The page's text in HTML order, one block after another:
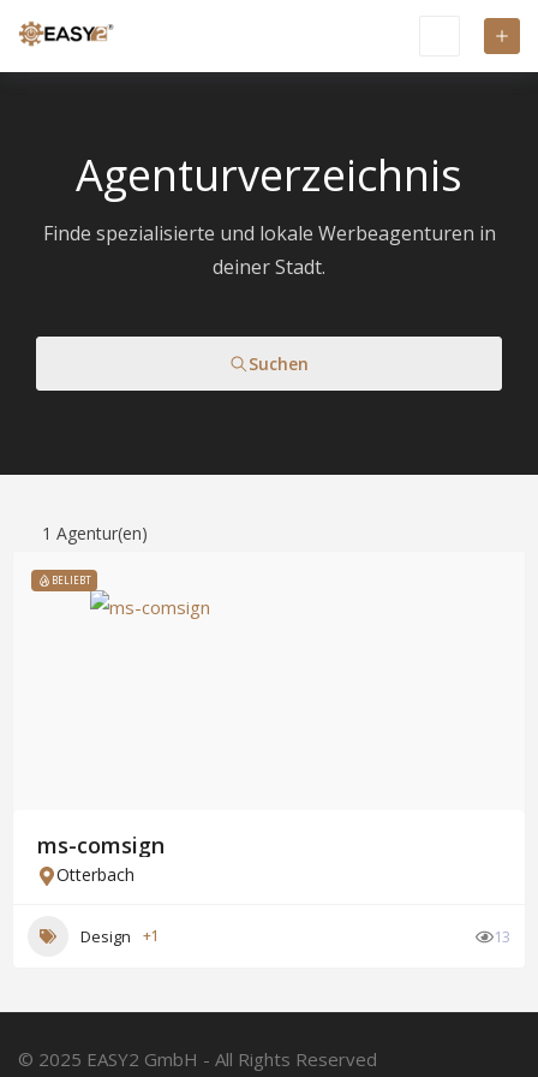
Agenturverzeichnis
Finde spezialisierte und lokale Werbeagenturen in
deiner Stadt.
Suchen
1 Agentur(en)
BELIEBT
ms-comsign
Otterbach
Design +1 13
© 2025 EASY2 GmbH - All Rights Reserved